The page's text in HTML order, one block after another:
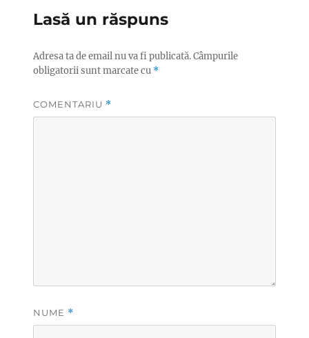
Lasă un răspuns
Adresa ta de email nu va fi publicată.Câmpurile
obligatorii sunt marcate cu *
COMENTARIU *
NUME *